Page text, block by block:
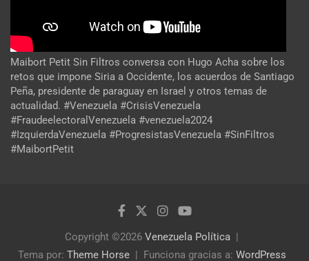
Maibort Petit Sin Filtros conversa con Hugo Acha sobre los
retos que impone Siria a Occidente, los acuerdos de Santiago
Peña, presidente de paraguay en Israel y otros temas de
actualidad. #Venezuela #CrisisVenezuela
#FraudeelectoralVenezuela #venezuela2024
#IzquierdaVenezuela #ProgresistasVenezuela #SinFiltros
#MaibortPetit
Copyright ©2026 Venezuela Política
Tema por: Theme Horse Funciona gracias a: WordPress